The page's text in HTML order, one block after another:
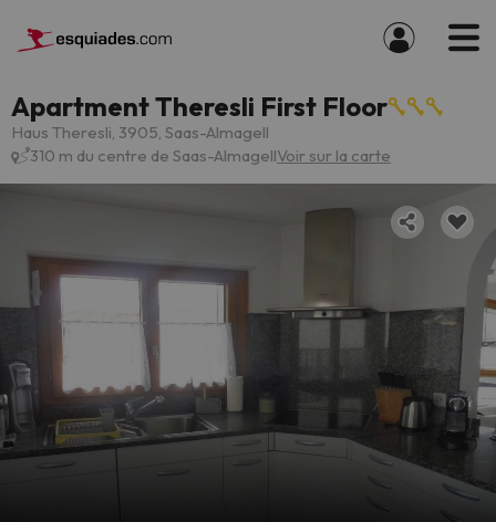
Apartment Theresli First Floor
Haus Theresli, 3905, Saas-Almagell
310 m du centre de Saas-AlmagellVoir sur la carte